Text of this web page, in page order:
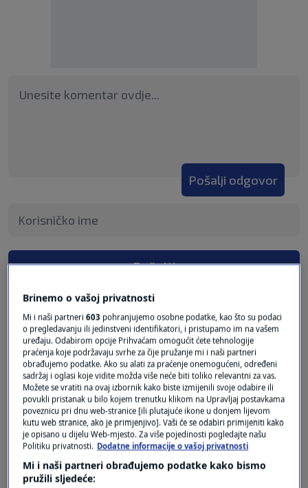
Pošalji odgovor
Pošalji
Oglas
Brinemo o vašoj privatnosti
Mi i naši partneri603 pohranjujemo osobne podatke, kao što su podaci
o pregledavanju ili jedinstveni identifikatori, i pristupamo im na vašem
uređaju. Odabirom opcije Prihvaćam omogućit ćete tehnologije
praćenja koje podržavaju svrhe za čije pružanje mi i naši partneri
obrađujemo podatke. Ako su alati za praćenje onemogućeni, određeni
sadržaj i oglasi koje vidite možda više neće biti toliko relevantni za vas.
Možete se vratiti na ovaj izbornik kako biste izmijenili svoje odabire ili
povukli pristanak u bilo kojem trenutku klikom na Upravljaj postavkama
poveznicu pri dnu web-stranice [ili plutajuće ikone u donjem lijevom
kutu web stranice, ako je primjenjivo]. Vaši će se odabiri primijeniti kako
je opisano u dijelu Web-mjesto. Za više pojedinosti pogledajte našu
Politiku privatnosti. Dodatne informacije o vašoj privatnosti
Mi i naši partneri obrađujemo podatke kako bismo
pružili sljedeće: